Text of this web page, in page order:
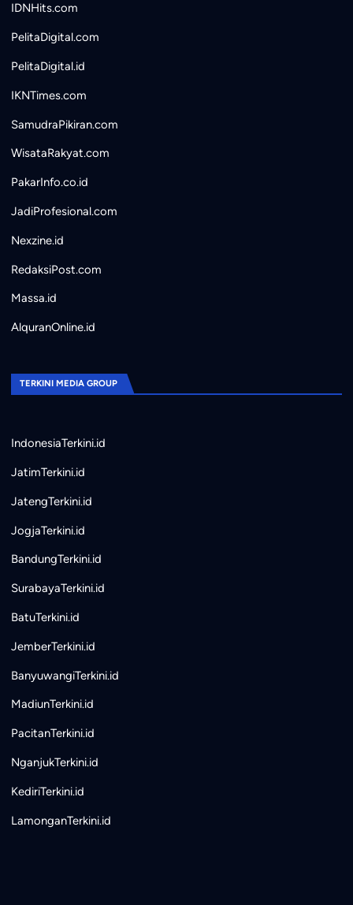
IDNHits.com
PelitaDigital.com
PelitaDigital.id
IKNTimes.com
SamudraPikiran.com
WisataRakyat.com
PakarInfo.co.id
JadiProfesional.com
Nexzine.id
RedaksiPost.com
Massa.id
AlquranOnline.id
TERKINI MEDIA GROUP
IndonesiaTerkini.id
JatimTerkini.id
JatengTerkini.id
JogjaTerkini.id
BandungTerkini.id
SurabayaTerkini.id
BatuTerkini.id
JemberTerkini.id
BanyuwangiTerkini.id
MadiunTerkini.id
PacitanTerkini.id
NganjukTerkini.id
KediriTerkini.id
LamonganTerkini.id